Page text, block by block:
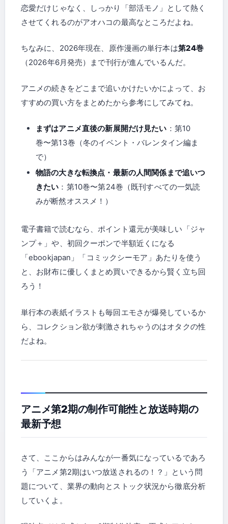
恋愛だけじゃなく、しっかり「部活モノ」として熱く
させてくれるのがアオハコの最高なところだよね。
ちなみに、2026年現在、原作漫画の単行本は第24巻
（2026年6月発売）まで刊行が進んでいるんだ。
アニメの続きをどこまで追いかけたいかによって、お
すすめの買い方をまとめたから参考にしてみてね。
まずはアニメ直後の新展開だけ見たい ：第10
巻〜第13巻（冬のイベント・バレンタイン編ま
で）
物語の大きな転換点・最新の人間関係まで追いつ
きたい ：第10巻〜第24巻（既刊すべての一気読
みが断然オススメ！）
電子書籍で読むなら、ポイント還元が美味しい「ジャ
ンプ＋」や、初回クーポンで半額近くになる
「ebookjapan」「コミックシーモア」あたりを使う
と、お財布に優しくまとめ買いできるから賢く立ち回
ろう！
単行本の表紙イラストも毎回エモさが爆発しているか
ら、コレクション欲が刺激されちゃうのはオタクの性
だよね。
アニメ第2期の制作可能性と放送時期の
最新予想
さて、ここからはみんなが一番気になっているであろ
う「アニメ第2期はいつ放送されるの！？」という問
題について、業界の動向とストック状況から徹底分析
していくよ。